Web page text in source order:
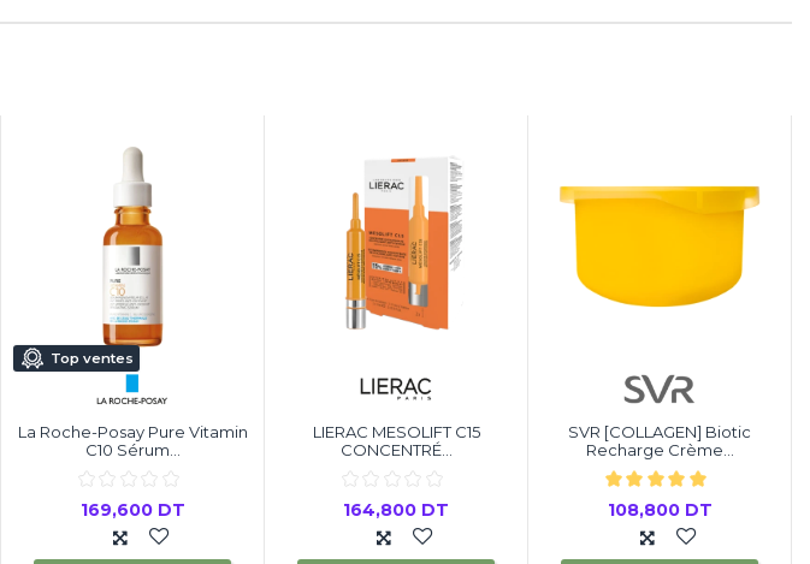
Top ventes
La Roche-Posay Pure Vitamin
C10 Sérum...
169,600 DT
LIERAC MESOLIFT C15
CONCENTRÉ...
164,800 DT
SVR [COLLAGEN] Biotic
Recharge Crème...
108,800 DT